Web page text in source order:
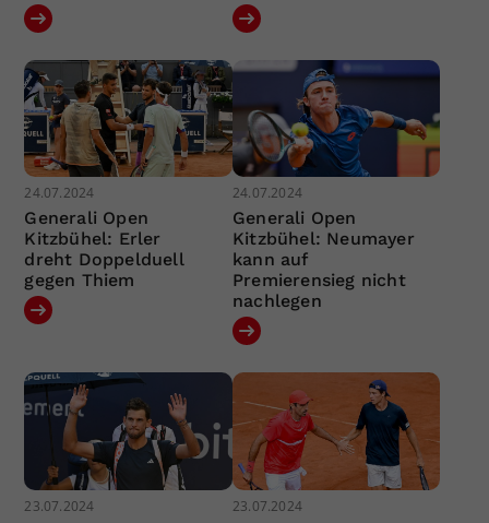
24.07.2024
Generali Open
Kitzbühel: Erler
dreht Doppelduell
gegen Thiem
24.07.2024
Generali Open
Kitzbühel: Neumayer
kann auf
Premierensieg nicht
nachlegen
23.07.2024 23.07.2024